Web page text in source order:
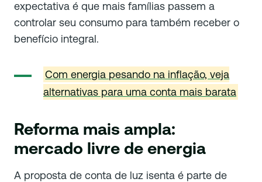
expectativa é que mais famílias passem a
controlar seu consumo para também receber o
benefício integral.
Com energia pesando na inflação, veja
alternativas para uma conta mais barata
Reforma mais ampla:
mercado livre de energia
A proposta de conta de luz isenta é parte de